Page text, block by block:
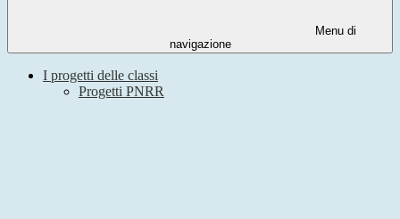
Menu di
navigazione
I progetti delle classi
Progetti PNRR